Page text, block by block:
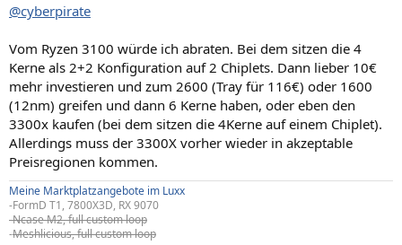
:
@cyberpirate
Vom Ryzen 3100 würde ich abraten. Bei dem sitzen die 4
Kerne als 2+2 Konfiguration auf 2 Chiplets. Dann lieber 10€
mehr investieren und zum 2600 (Tray für 116€) oder 1600
(12nm) greifen und dann 6 Kerne haben, oder eben den
3300x kaufen (bei dem sitzen die 4Kerne auf einem Chiplet).
Allerdings muss der 3300X vorher wieder in akzeptable
Preisregionen kommen.
Meine Marktplatzangebote im Luxx
-FormD T1, 7800X3D, RX 9070
-Ncase M2, full custom loop
-Meshlicious, full custom loop